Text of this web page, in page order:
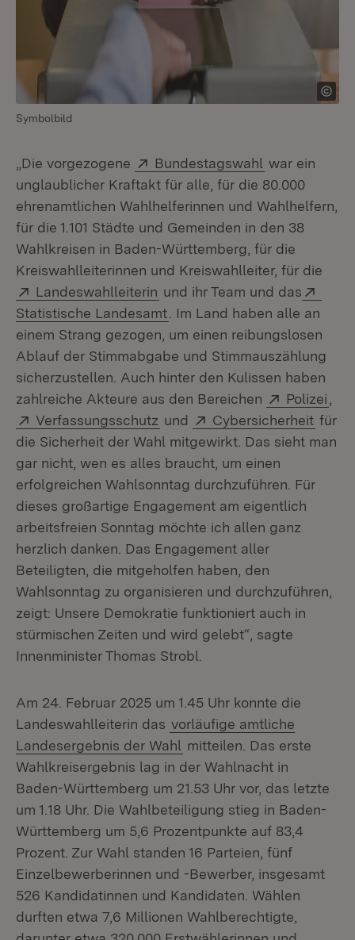
Symbolbild
„Die vorgezogene Extern:
Bundestagswahl (Öffnet in
war ein
unglaublicher Kraftakt für alle, für die 80.000
ehrenamtlichen Wahlhelferinnen und Wahlhelfern,
für die 1.101 Städte und Gemeinden in den 38
Wahlkreisen in Baden-Württemberg, für die
Kreiswahlleiterinnen und Kreiswahlleiter, für die
Extern:
Landeswahlleiterin (Öffnet in neuem Fenster)
und ihr Team und das
Statistische Landesamt (Öffnet in neuem Fenster)
. Im Land haben alle an
einem Strang gezogen, um einen reibungslosen
Ablauf der Stimmabgabe und Stimmauszählung
sicherzustellen. Auch hinter den Kulissen haben
zahlreiche Akteure aus den Bereichen
Extern:
Polizei
Extern:
Verfassungsschutz (Öffnet in neuem Fenster)
und Extern:
Cybersicherheit für
die Sicherheit der Wahl mitgewirkt. Das sieht man
gar nicht, wen es alles braucht, um einen
erfolgreichen Wahlsonntag durchzuführen. Für
dieses großartige Engagement am eigentlich
arbeitsfreien Sonntag möchte ich allen ganz
herzlich danken. Das Engagement aller
Beteiligten, die mitgeholfen haben, den
Wahlsonntag zu organisieren und durchzuführen,
zeigt: Unsere Demokratie funktioniert auch in
stürmischen Zeiten und wird gelebt“, sagte
Innenminister Thomas Strobl.
Am 24. Februar 2025 um 1.45 Uhr konnte die
Landeswahlleiterin das vorläufige amtliche
Landesergebnis der Wahl mitteilen. Das erste
Wahlkreisergebnis lag in der Wahlnacht in
Baden-Württemberg um 21.53 Uhr vor, das letzte
um 1.18 Uhr. Die Wahlbeteiligung stieg in Baden-
Württemberg um 5,6 Prozentpunkte auf 83,4
Prozent. Zur Wahl standen 16 Parteien, fünf
Einzelbewerberinnen und -Bewerber, insgesamt
526 Kandidatinnen und Kandidaten. Wählen
durften etwa 7,6 Millionen Wahlberechtigte,